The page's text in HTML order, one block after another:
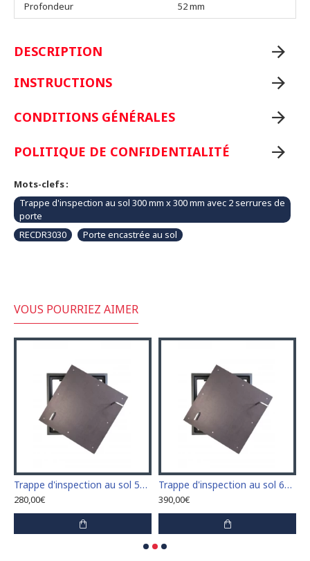
Profondeur
52 mm
DESCRIPTION
INSTRUCTIONS
CONDITIONS GÉNÉRALES
POLITIQUE DE CONFIDENTIALITÉ
Mots-clefs :
Trappe d'inspection au sol 300 mm x 300 mm avec 2 serrures de
porte
RECDR3030
Porte encastrée au sol
VOUS POURRIEZ AIMER
Trappe d'inspection au sol 500 mm x 500 mm avec 2 serrures de porte
280,00€
Trappe d'inspection au sol 600 mm x 600 mm avec 2 serrures de porte
390,00€